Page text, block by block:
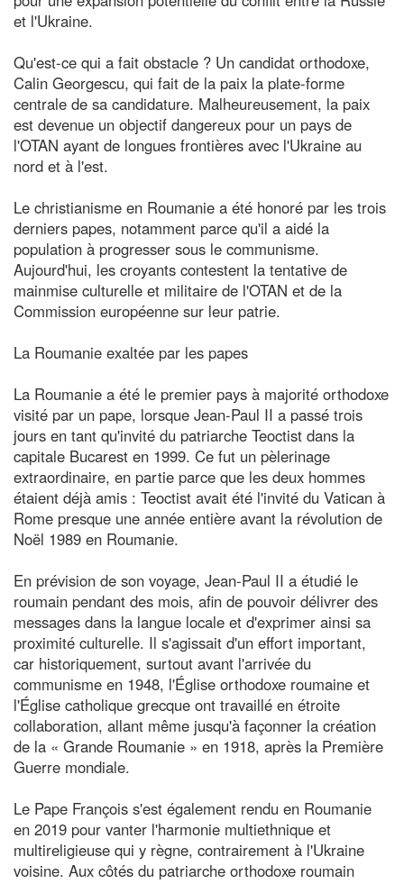
et l'Ukraine.
Qu'est-ce qui a fait obstacle ? Un candidat orthodoxe,
Calin Georgescu, qui fait de la paix la plate-forme
centrale de sa candidature. Malheureusement, la paix
est devenue un objectif dangereux pour un pays de
l'OTAN ayant de longues frontières avec l'Ukraine au
nord et à l'est.
Le christianisme en Roumanie a été honoré par les trois
derniers papes, notamment parce qu'il a aidé la
population à progresser sous le communisme.
Aujourd'hui, les croyants contestent la tentative de
mainmise culturelle et militaire de l'OTAN et de la
Commission européenne sur leur patrie.
La Roumanie exaltée par les papes
La Roumanie a été le premier pays à majorité orthodoxe
visité par un pape, lorsque Jean-Paul II a passé trois
jours en tant qu'invité du patriarche Teoctist dans la
capitale Bucarest en 1999. Ce fut un pèlerinage
extraordinaire, en partie parce que les deux hommes
étaient déjà amis : Teoctist avait été l'invité du Vatican à
Rome presque une année entière avant la révolution de
Noël 1989 en Roumanie.
En prévision de son voyage, Jean-Paul II a étudié le
roumain pendant des mois, afin de pouvoir délivrer des
messages dans la langue locale et d'exprimer ainsi sa
proximité culturelle. Il s'agissait d'un effort important,
car historiquement, surtout avant l'arrivée du
communisme en 1948, l'Église orthodoxe roumaine et
l'Église catholique grecque ont travaillé en étroite
collaboration, allant même jusqu'à façonner la création
de la « Grande Roumanie » en 1918, après la Première
Guerre mondiale.
Le Pape François s'est également rendu en Roumanie
en 2019 pour vanter l'harmonie multiethnique et
multireligieuse qui y règne, contrairement à l'Ukraine
voisine. Aux côtés du patriarche orthodoxe roumain